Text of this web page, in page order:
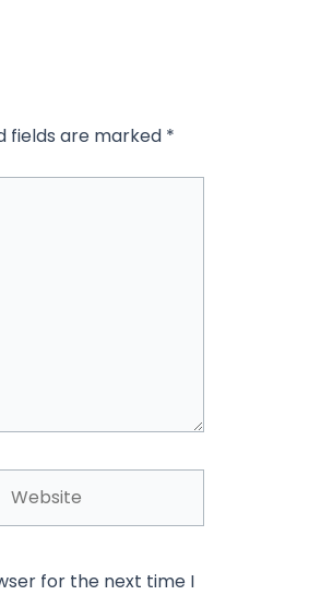
fields are marked *
for the next time I